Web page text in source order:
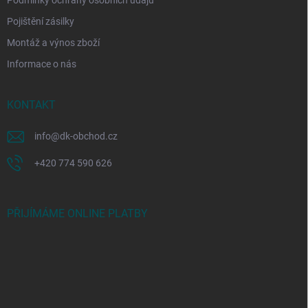
Pojištění zásilky
Montáž a výnos zboží
Informace o nás
KONTAKT
info@dk-obchod.cz
+420 774 590 626
PŘIJÍMÁME ONLINE PLATBY